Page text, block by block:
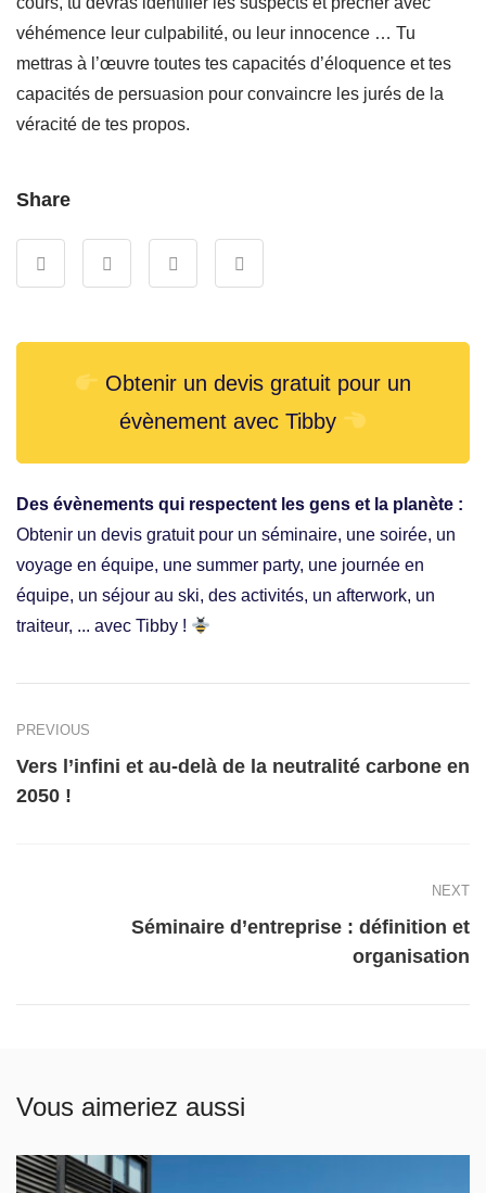
véhémence leur culpabilité, ou leur innocence … Tu
mettras à l’œuvre toutes tes capacités d’éloquence et tes
capacités de persuasion pour convaincre les jurés de la
véracité de tes propos.
Share
Obtenir un devis gratuit pour un
évènement avec Tibby
Des évènements qui respectent les gens et la planète :
Obtenir un devis gratuit pour un séminaire, une soirée, un
voyage en équipe, une summer party, une journée en
équipe, un séjour au ski, des activités, un afterwork, un
traiteur, ... avec Tibby !
PREVIOUS
Vers l’infini et au-delà de la neutralité carbone en
2050 !
NEXT
Séminaire d’entreprise : définition et
organisation
Vous aimeriez aussi